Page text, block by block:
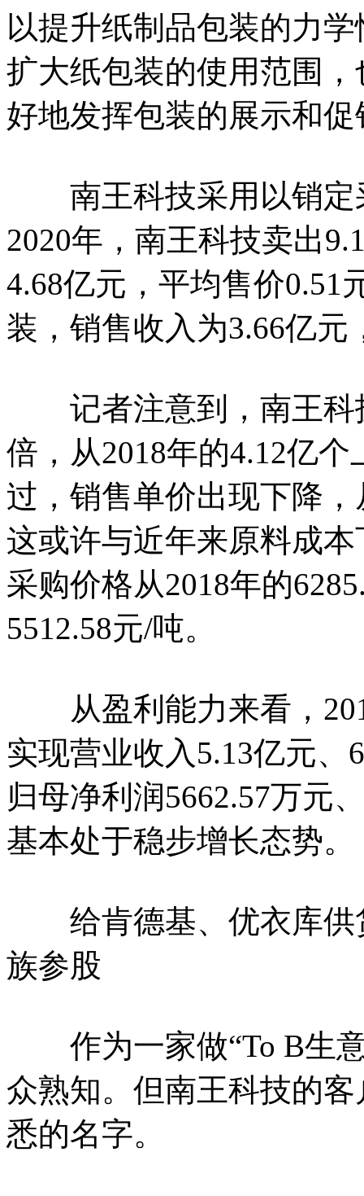
以提升纸制品包装的力
扩大纸包装的使用范围
好地发挥包装的展示和
南王科技采用以销定
2020年，南王科技卖出
4.68亿元，平均售价0.51
装，销售收入为3.66亿元
记者注意到，南王科
倍，从2018年的4.12亿
过，销售单价出现下降
这或许与近年来原料成
采购价格从2018年的
5512.58元/吨。
从盈利能力来看，
实现营业收入5.13亿元、
归母净利润5662.57万元
基本处于稳步增长态势。
给肯德基、优衣库供
族参股
作为一家做“To B生意
众熟知。但南王科技的
悉的名字。